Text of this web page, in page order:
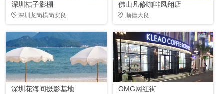
深圳桔子影棚
深圳龙岗横岗安良
佛山凡修咖啡凤翔店
顺德大良
深圳花海间摄影基地 OMG网红街